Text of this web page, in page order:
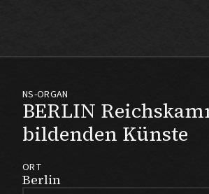
BERLIN
bildenden Künste
NS-ORGAN
Berlin
ORT